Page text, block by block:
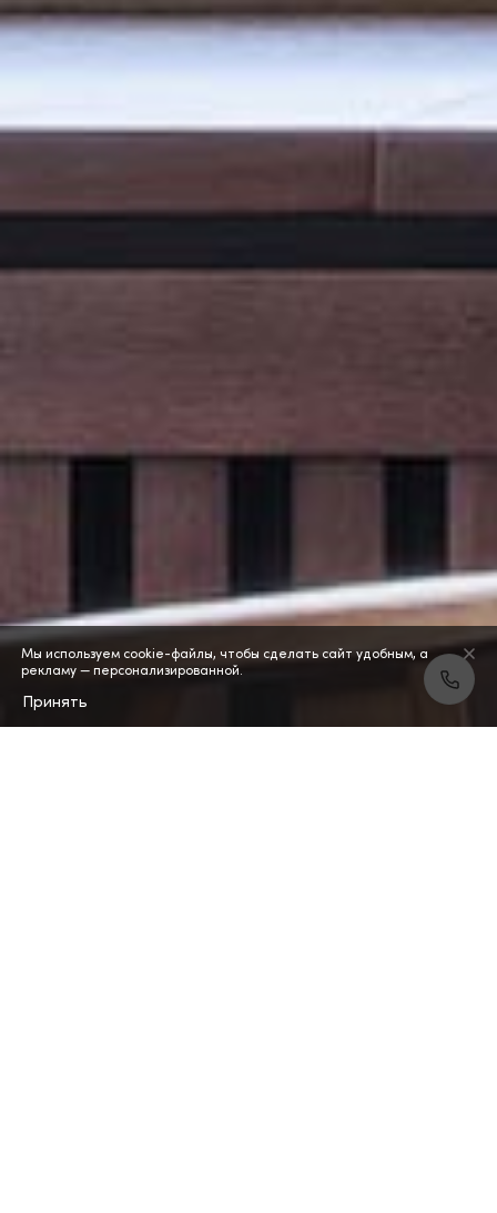
Мы используем cookie-файлы, чтобы сделать сайт удобным, а
рекламу — персонализированной.
Принять